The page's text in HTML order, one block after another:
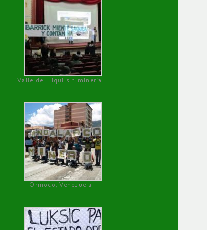
Valle del Elqui sin minería.
Orinoco, Venezuela